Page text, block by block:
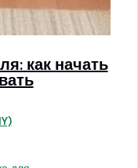
как начать